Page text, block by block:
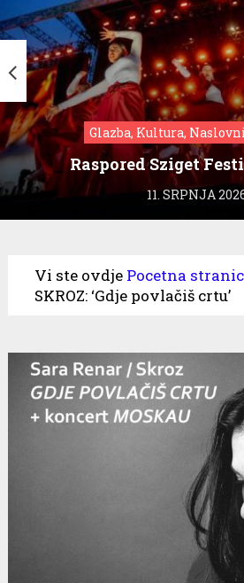
Glazba, Kultura,
Raspored Sziget
11. SRPNJA
Vi ste ovdje Pocetna
SKROZ: ‘Gdje povlačiš crtu’